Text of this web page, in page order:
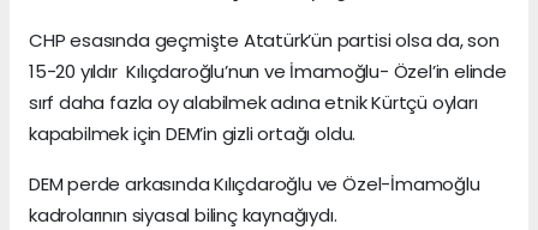
CHP esasında geçmişte Atatürk’ün partisi olsa da, son
15-20 yıldır Kılıçdaroğlu’nun ve İmamoğlu- Özel’in elinde
sırf daha fazla oy alabilmek adına etnik Kürtçü oyları
kapabilmek için DEM’in gizli ortağı oldu.
DEM perde arkasında Kılıçdaroğlu ve Özel-İmamoğlu
kadrolarının siyasal bilinç kaynağıydı.